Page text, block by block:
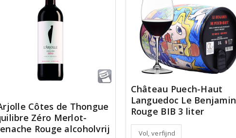
Côtes de Thongue
Zéro Merlot-
Rouge alcoholvrij
Château Puech-Haut
Languedoc Le Benjamin
Rouge BIB 3 liter
Vol, verfijnd